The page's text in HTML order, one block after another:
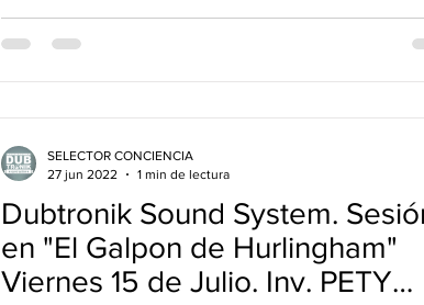
Dubtronik Sound System.
en "El Galpon de Hurlingham"
Viernes 15 de Julio. Inv. PETY
SELECTOR CONCIENCIA
27 jun 2022
1 min de lectura